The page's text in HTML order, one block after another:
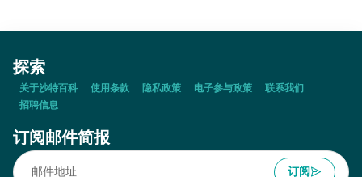
探索
关于沙特百科 使用条款 隐私政策 电子参与政策
联系我们
招聘信息
订阅邮件简报
订阅